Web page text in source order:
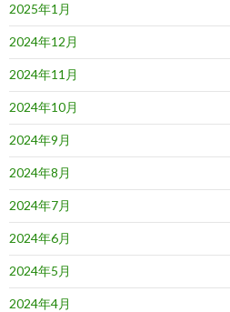
2025年1月
2024年12月
2024年11月
2024年10月
2024年9月
2024年8月
2024年7月
2024年6月
2024年5月
2024年4月